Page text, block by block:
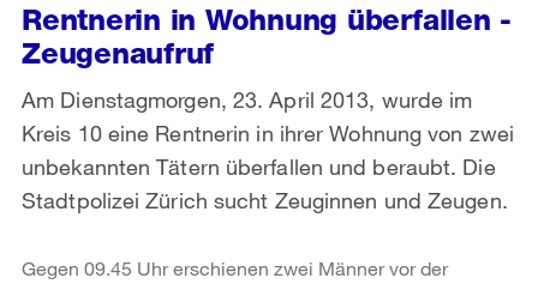
Rentnerin in Wohnung überfallen -
Zeugenaufruf
Am Dienstagmorgen, 23. April 2013, wurde im
Kreis 10 eine Rentnerin in ihrer Wohnung von zwei
unbekannten Tätern überfallen und beraubt. Die
Stadtpolizei Zürich sucht Zeuginnen und Zeugen.
Gegen 09.45 Uhr erschienen zwei Männer vor der